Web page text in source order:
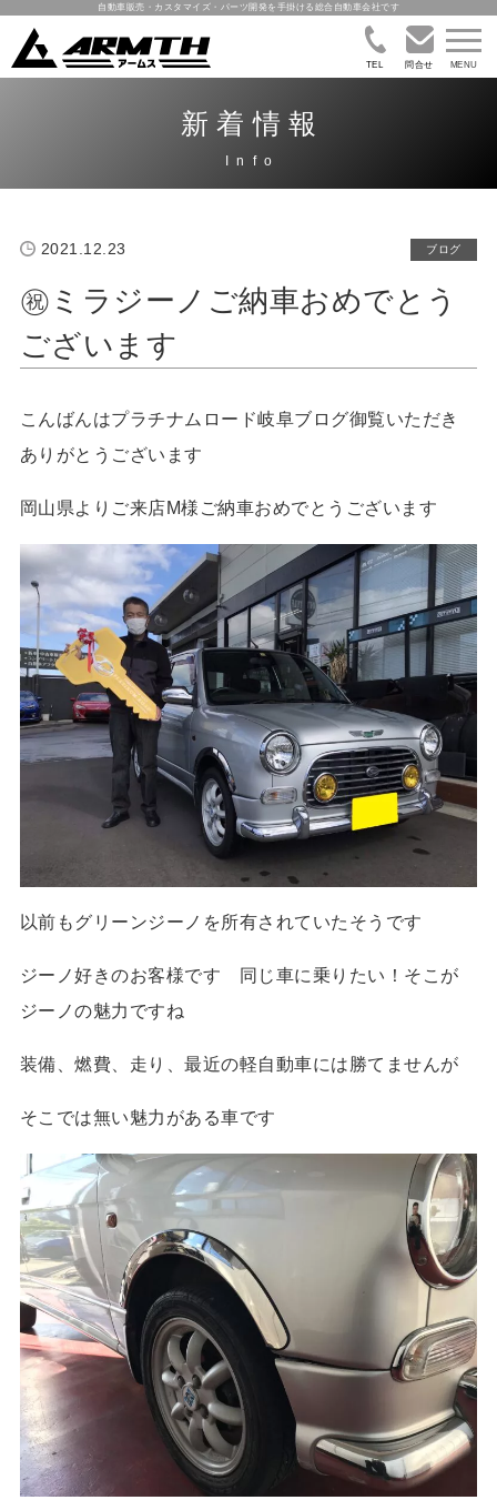
自動車販売・カスタマイズ・パーツ開発を手掛ける総合自動車会社です
TEL 問合せ
新着情報
2021.12.23 ブログ
㊗ミラジーノご納車おめでとう
ございます
こんばんはプラチナムロード岐阜ブログ御覧いただき
ありがとうございます
岡山県よりご来店M様ご納車おめでとうございます
以前もグリーンジーノを所有されていたそうです
ジーノ好きのお客様です 同じ車に乗りたい！そこが
ジーノの魅力ですね
装備、燃費、走り、最近の軽自動車には勝てませんが
そこでは無い魅力がある車です